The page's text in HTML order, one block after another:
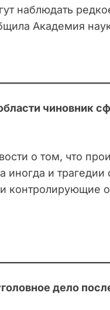
наблюдать
Академия
чиновник
о том, что
иногда и
контролирующие
дело